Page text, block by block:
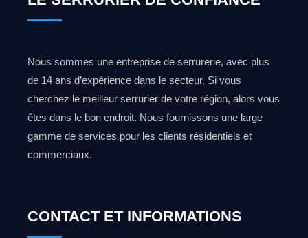
Nous sommes une entreprise de serrurerie, avec plus
de 14 ans d’expérience dans le secteur. Si vous
cherchez le meilleur serrurier de votre région, alors vous
êtes dans le bon endroit. Nous fournissons une large
gamme de services pour les clients résidentiels et
commerciaux.
CONTACT ET INFORMATIONS